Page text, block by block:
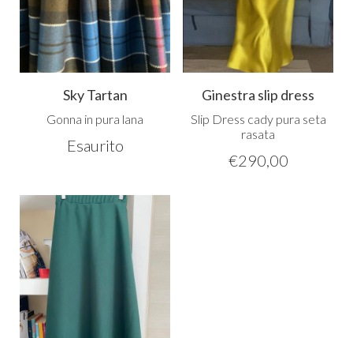
Sky Tartan
Gonna in pura lana
Esaurito
Ginestra slip dress
Slip Dress cady pura seta
rasata
€290,00